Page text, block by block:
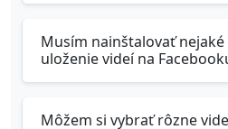
Musím nainštalovať nejaké
uloženie videí na
Môžem si vybrať rôzne